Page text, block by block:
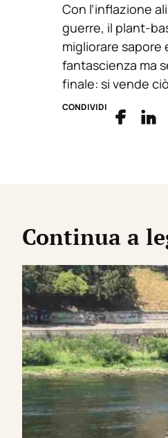
Con l’inflazione
guerre, il plant-
migliorare sapore
fantascienza ma
finale: si vende
CONDIVIDI
Continua a